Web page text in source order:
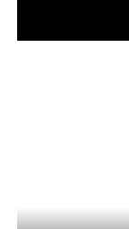
Federal